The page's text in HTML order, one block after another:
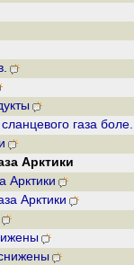
газа
Арктики
Арктики
Арктики